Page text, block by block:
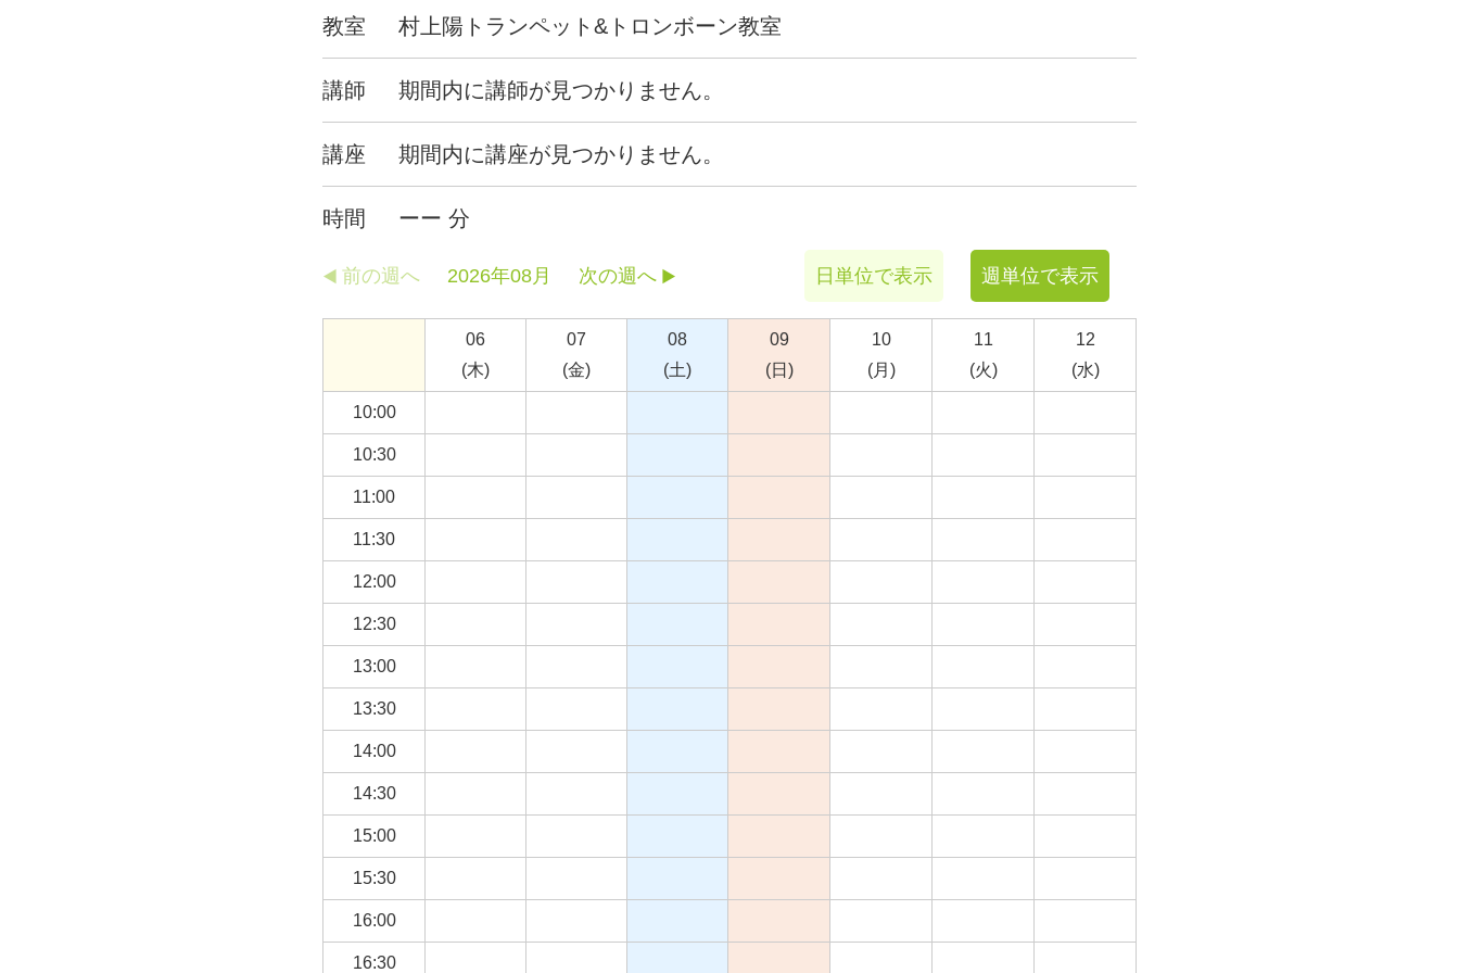
教室 村上陽トランペット&トロンボーン教室
講師 期間内に講師が見つかりません。
講座 期間内に講座が見つかりません。
時間 ーー 分
前の週へ 2026年08月 次の週へ 週単位で表示
日単位で表示
06
(木)
07
(金)
08
(土)
09
(日)
10
(月)
11
(火)
12
(水)
10:00
10:30
11:00
11:30
12:00
12:30
13:00
13:30
14:00
14:30
15:00
15:30
16:00
16:30